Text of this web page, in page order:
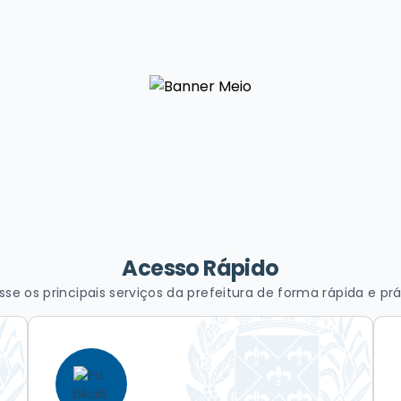
Acesso Rápido
os principais serviços da prefeitura de forma rápida e